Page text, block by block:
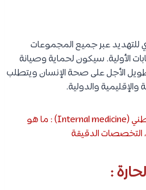
للتهديد عبر جميع المجموعات
الأولية. سيكون لحماية وصيانة
طويل الأجل على صحة الإنسان ويتطلب
والإقليمية والدولية.
تخصص الطب الباطني (Internal medicine) : ما هو
التخصصات الدقيقة
: